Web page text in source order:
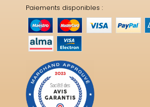
Paiements disponibles :